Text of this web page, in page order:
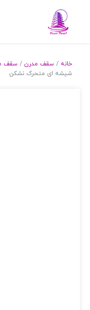
/سقف مدرن/سقف متحرک
شیشه ای متحرک نشکن